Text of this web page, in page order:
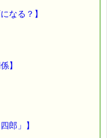
バックナンバー一覧
なる？】
】
郎」】